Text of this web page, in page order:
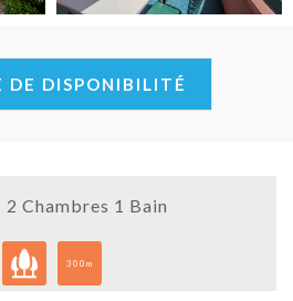
DE DISPONIBILITÉ
Chambres 1 Bain
300m